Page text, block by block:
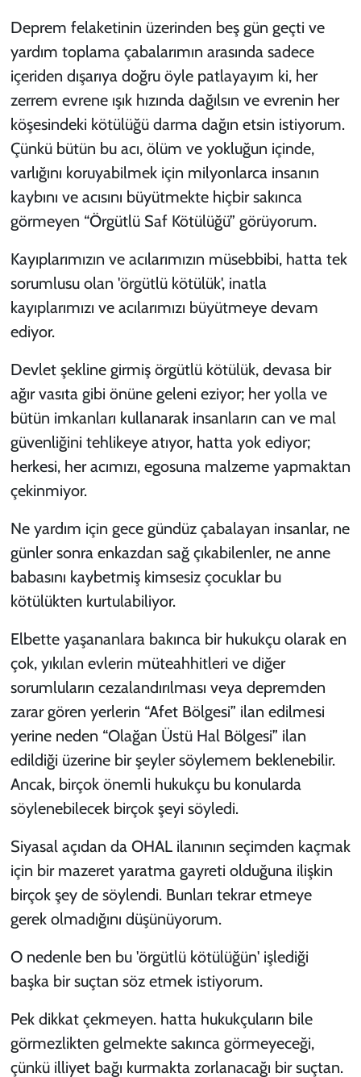
Deprem felaketinin üzerinden beş gün geçti ve
yardım toplama çabalarımın arasında sadece
içeriden dışarıya doğru öyle patlayayım ki, her
zerrem evrene ışık hızında dağılsın ve evrenin her
köşesindeki kötülüğü darma dağın etsin istiyorum.
Çünkü bütün bu acı, ölüm ve yokluğun içinde,
varlığını koruyabilmek için milyonlarca insanın
kaybını ve acısını büyütmekte hiçbir sakınca
görmeyen “Örgütlü Saf Kötülüğü” görüyorum.
Kayıplarımızın ve acılarımızın müsebbibi, hatta tek
sorumlusu olan 'örgütlü kötülük', inatla
kayıplarımızı ve acılarımızı büyütmeye devam
ediyor.
Devlet şekline girmiş örgütlü kötülük, devasa bir
ağır vasıta gibi önüne geleni eziyor; her yolla ve
bütün imkanları kullanarak insanların can ve mal
güvenliğini tehlikeye atıyor, hatta yok ediyor;
herkesi, her acımızı, egosuna malzeme yapmaktan
çekinmiyor.
Ne yardım için gece gündüz çabalayan insanlar, ne
günler sonra enkazdan sağ çıkabilenler, ne anne
babasını kaybetmiş kimsesiz çocuklar bu
kötülükten kurtulabiliyor.
Elbette yaşananlara bakınca bir hukukçu olarak en
çok, yıkılan evlerin müteahhitleri ve diğer
sorumluların cezalandırılması veya depremden
zarar gören yerlerin “Afet Bölgesi” ilan edilmesi
yerine neden “Olağan Üstü Hal Bölgesi” ilan
edildiği üzerine bir şeyler söylemem beklenebilir.
Ancak, birçok önemli hukukçu bu konularda
söylenebilecek birçok şeyi söyledi.
Siyasal açıdan da OHAL ilanının seçimden kaçmak
için bir mazeret yaratma gayreti olduğuna ilişkin
birçok şey de söylendi. Bunları tekrar etmeye
gerek olmadığını düşünüyorum.
O nedenle ben bu 'örgütlü kötülüğün' işlediği
başka bir suçtan söz etmek istiyorum.
Pek dikkat çekmeyen. hatta hukukçuların bile
görmezlikten gelmekte sakınca görmeyeceği,
çünkü illiyet bağı kurmakta zorlanacağı bir suçtan.